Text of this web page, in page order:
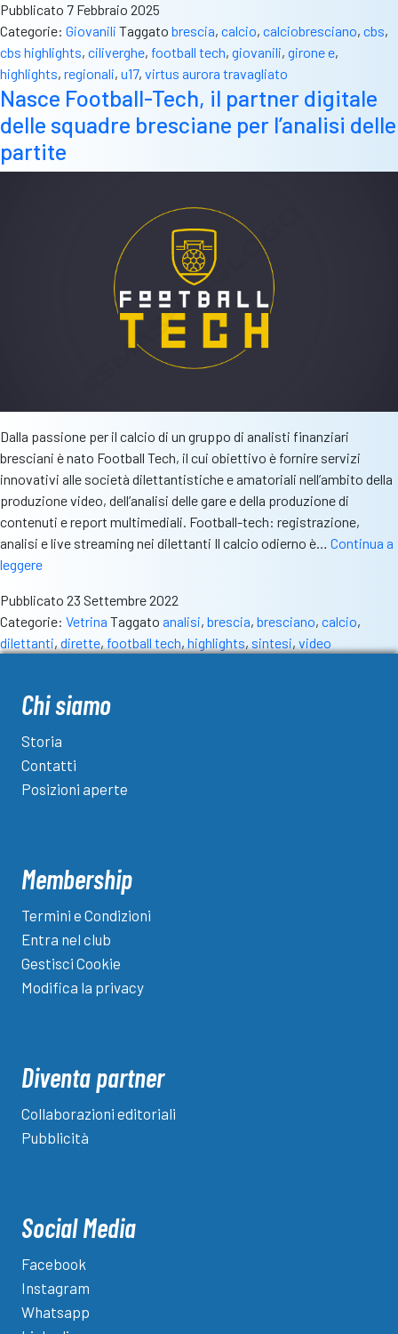
domani
l’esordio
in
Virtus
Aurora
Travagliato-
Pubblicato 7 Febbraio 2025
Categorie: Giovanili Taggato brescia, calcio, calciobresciano, cbs,
cbs highlights, ciliverghe, football tech, giovanili, girone e,
highlights, regionali, u17, virtus aurora travagliato
Nasce Football-Tech, il partner digitale
delle squadre bresciane per l’analisi delle
partite
Dalla passione per il calcio di un gruppo di analisti finanziari
bresciani è nato Football Tech, il cui obiettivo è fornire servizi
innovativi alle società dilettantistiche e amatoriali nell’ambito della
produzione video, dell’analisi delle gare e della produzione di
contenuti e report multimediali. Football-tech: registrazione,
analisi e live streaming nei dilettanti Il calcio odierno è… Continua a
leggereNasce
Tech,
il
partner
delle
squadre
bresciane
l’analisi
delle
Pubblicato 23 Settembre 2022
Categorie: Vetrina Taggato analisi, brescia, bresciano, calcio,
dilettanti, dirette, football tech, highlights, sintesi, video
Chi siamo
Storia
Contatti
Posizioni aperte
Membership
Termini e Condizioni
Entra nel club
Gestisci Cookie
Modifica la privacy
Diventa partner
Collaborazioni editoriali
Pubblicità
Social Media
Facebook
Instagram
Whatsapp